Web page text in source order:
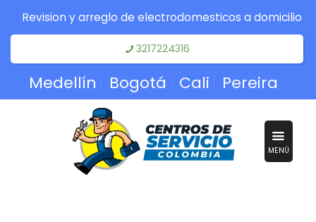
Revision y arreglo de electrodomesticos a domicilio
3217224316
Medellín Bogotá Cali Pereira
MENÚ